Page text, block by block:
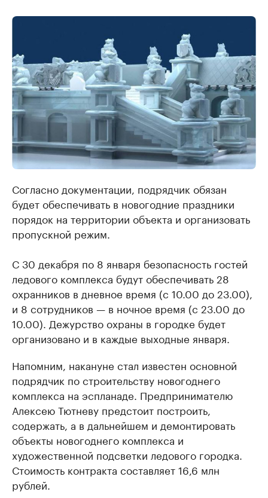
Согласно документации, подрядчик обязан
будет обеспечивать в новогодние праздники
порядок на территории объекта и организовать
пропускной режим.
С 30 декабря по 8 января безопасность гостей
ледового комплекса будут обеспечивать 28
охранников в дневное время (с 10.00 до 23.00),
и 8 сотрудников — в ночное время (с 23.00 до
10.00). Дежурство охраны в городке будет
организовано и в каждые выходные января.
Напомним, накануне стал известен основной
подрядчик по строительству новогоднего
комплекса на эспланаде. Предпринимателю
Алексею Тютневу предстоит построить,
содержать, а в дальнейшем и демонтировать
объекты новогоднего комплекса и
художественной подсветки ледового городка.
Стоимость контракта составляет 16,6 млн
рублей.